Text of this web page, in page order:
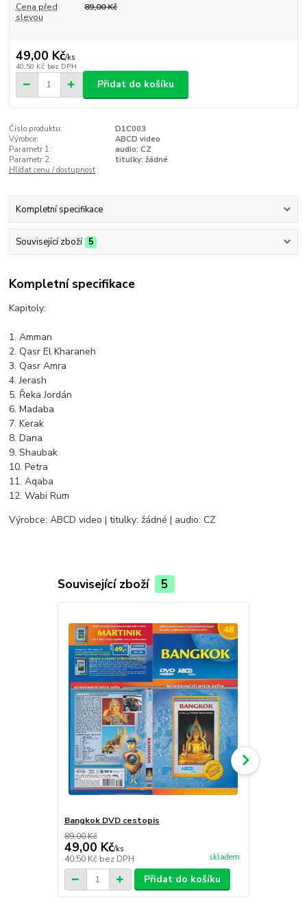
Cena před
slevou
89,00 Kč
49,00 Kč/ks
40,50 Kč bez DPH
Přidat do košíku
Číslo produktu:
D1C003
Výrobce:
ABCD video
Parametr 1:
audio: CZ
Parametr 2:
titulky: žádné
Hlídat cenu / dostupnost
Kompletní specifikace
Související zboží 5
Kompletní specifikace
Kapitoly:
1. Amman
2. Qasr El Kharaneh
3. Qasr Amra
4. Jerash
5. Řeka Jordán
6. Madaba
7. Kerak
8. Dana
9. Shaubak
10. Petra
11. Aqaba
12. Wabi Rum
Výrobce: ABCD video | titulky: žádné | audio: CZ
Související zboží 5
Bangkok DVD cestopis
89,00 Kč
49,00 Kč/ks
40,50 Kč bez DPH skladem
Přidat do košíku